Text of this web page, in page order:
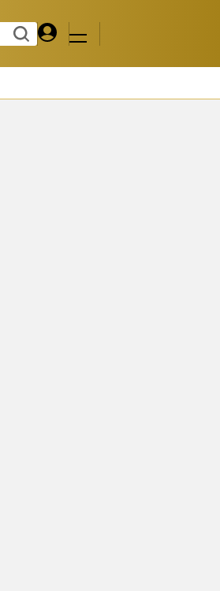
索
る
マイペ
ジ
メニュ
る！